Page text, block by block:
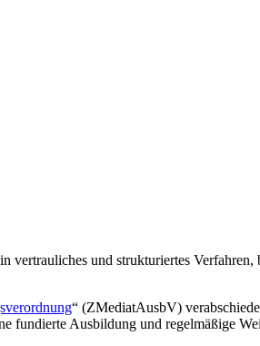
vertrauliches und strukturiertes
“ (ZMediatAusbV)
fundierte Ausbildung und regelmäßige